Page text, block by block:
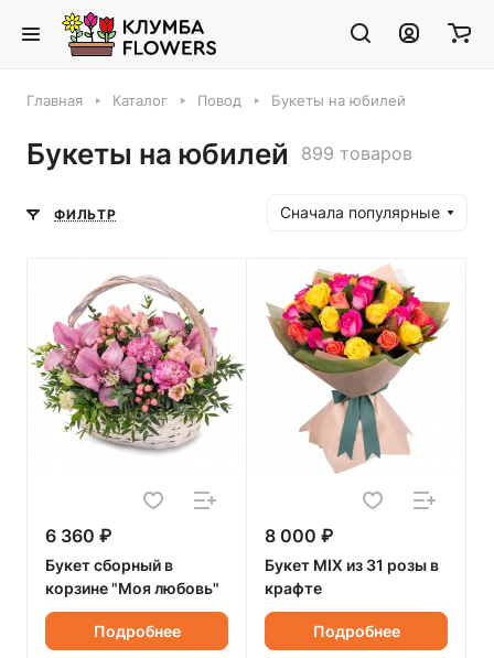
Главная Каталог Повод Букеты на юбилей
Букеты на юбилей 899 товаров
ФИЛЬТР Сначала популярные
6 360 ₽
Букет сборный в
корзине "Моя любовь"
Подробнее
8 000 ₽
Букет MIX из 31 розы в
крафте
Подробнее